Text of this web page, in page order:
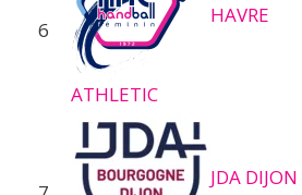
6
HAVRE
ATHLETIC
JDA DIJON